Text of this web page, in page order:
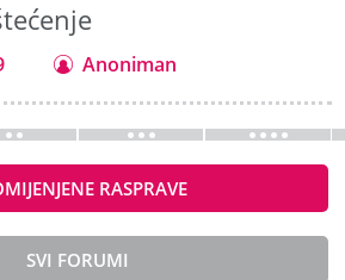
Anoniman
RASPRAVE
SVI FORUMI